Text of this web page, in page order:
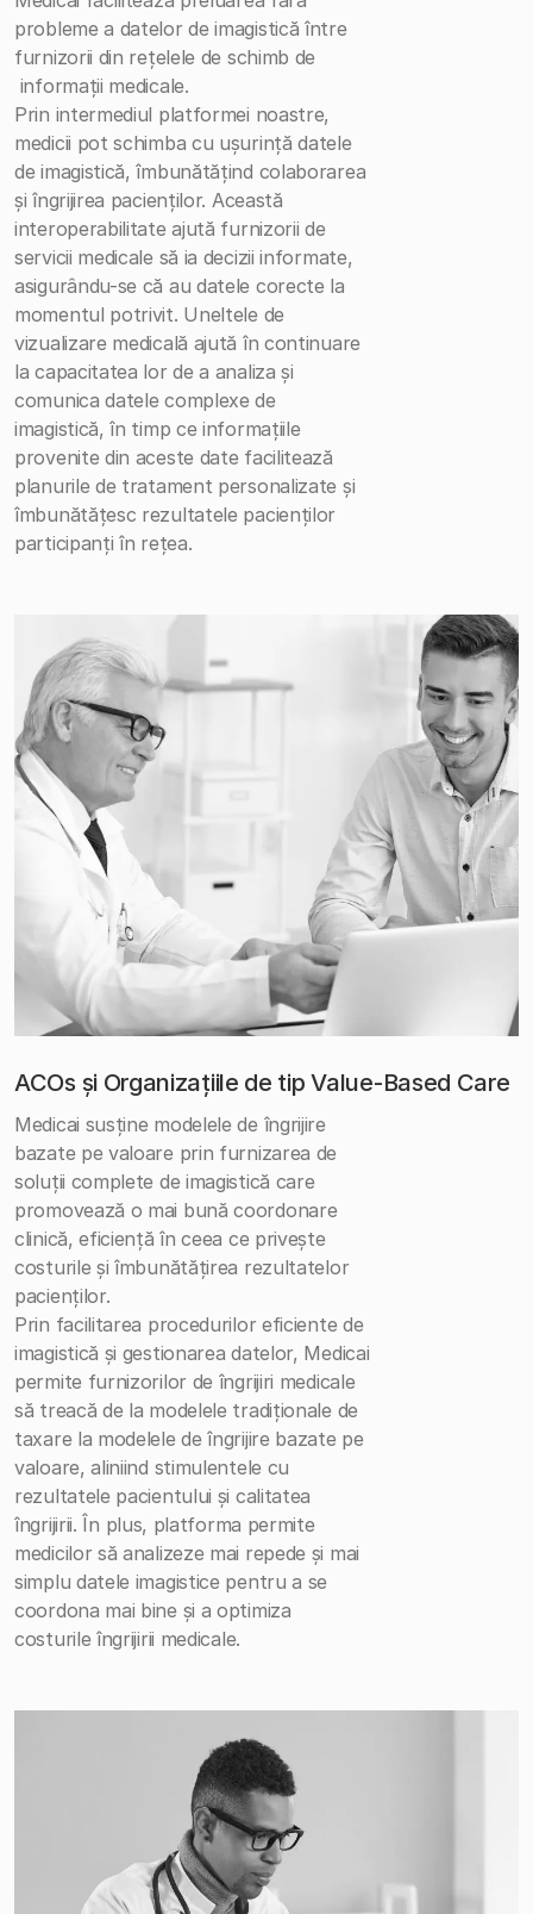
probleme a datelor de imagistică între
furnizorii din rețelele de schimb de
informații medicale.
Prin intermediul platformei noastre,
medicii pot schimba cu ușurință datele
de imagistică, îmbunătățind colaborarea
și îngrijirea pacienților. Această
interoperabilitate ajută furnizorii de
servicii medicale să ia decizii informate,
asigurându-se că au datele corecte la
momentul potrivit. Uneltele de
vizualizare medicală ajută în continuare
la capacitatea lor de a analiza și
comunica datele complexe de
imagistică, în timp ce informațiile
provenite din aceste date facilitează
planurile de tratament personalizate și
îmbunătățesc rezultatele pacienților
participanți în rețea.
ACOs și Organizațiile de tip Value-Based Care
Medicai susține modelele de îngrijire
bazate pe valoare prin furnizarea de
soluții complete de imagistică care
promovează o mai bună coordonare
clinică, eficiență în ceea ce privește
costurile și îmbunătățirea rezultatelor
pacienților.
Prin facilitarea procedurilor eficiente de
imagistică și gestionarea datelor, Medicai
permite furnizorilor de îngrijiri medicale
să treacă de la modelele tradiționale de
taxare la modelele de îngrijire bazate pe
valoare, aliniind stimulentele cu
rezultatele pacientului și calitatea
îngrijirii. În plus, platforma permite
medicilor să analizeze mai repede și mai
simplu datele imagistice pentru a se
coordona mai bine și a optimiza
costurile îngrijirii medicale.